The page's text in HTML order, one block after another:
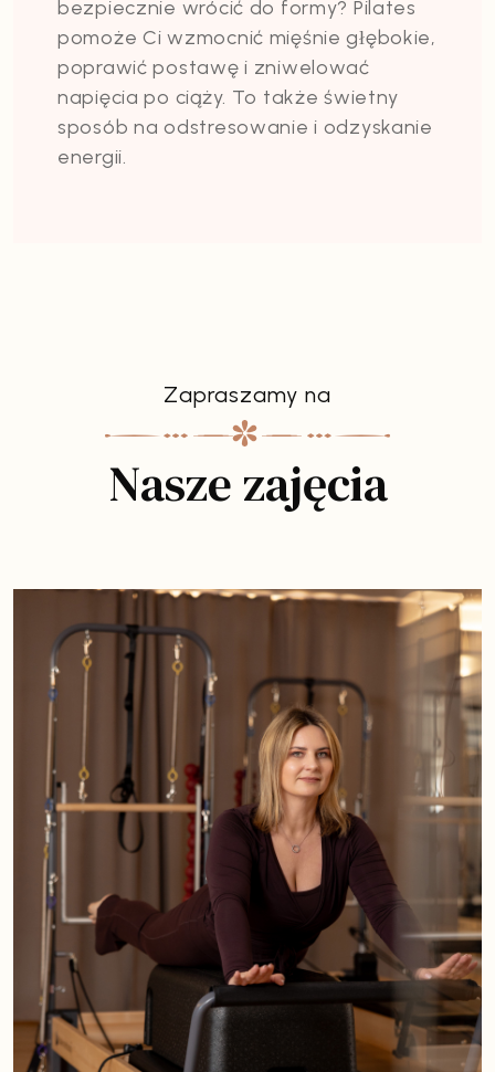
bezpiecznie wrócić do formy? Pilates
pomoże Ci wzmocnić mięśnie głębokie,
poprawić postawę i zniwelować
napięcia po ciąży. To także świetny
sposób na odstresowanie i odzyskanie
energii.
Zapraszamy na
Nasze zajęcia